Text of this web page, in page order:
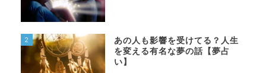
2
あの人も影響を受けてる？人生
を変える有名な夢の話【夢占
い】